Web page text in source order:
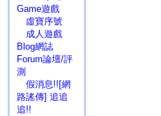
Game遊戲
虛寶序號
成人遊戲
Blog網誌
Forum論壇/評
測
假消息!![網
路謠傳] 追追
追!!